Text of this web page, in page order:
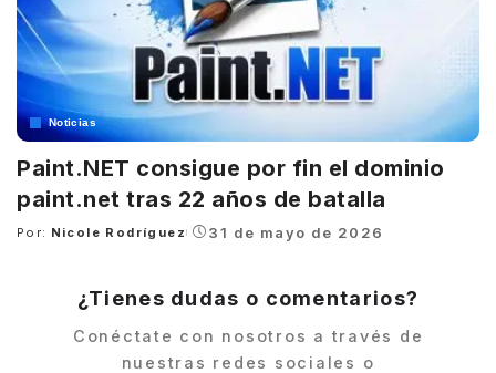
Noticias
Paint.NET consigue por fin el dominio
paint.net tras 22 años de batalla
Posted
Por: Nicole Rodríguez 31 de mayo de 2026
¿Tienes dudas o comentarios?
Conéctate con nosotros a través de
nuestras redes sociales o